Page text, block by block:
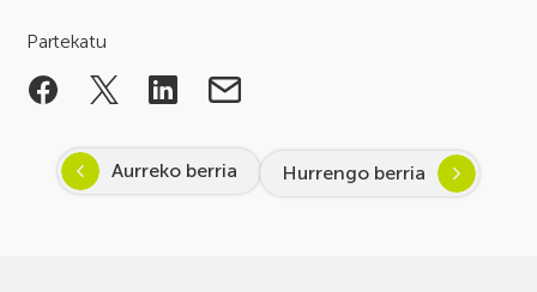
Partekatu
Aurreko berria Hurrengo berria